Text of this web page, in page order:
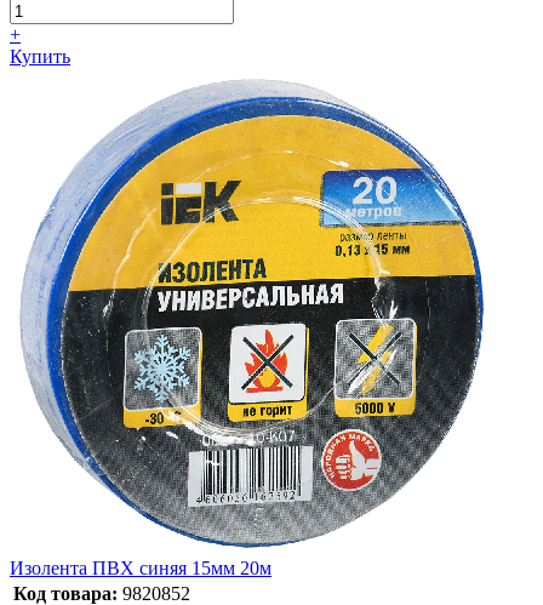
+
Купить
Изолента ПВХ синяя 15мм 20м
Код товара: 9820852